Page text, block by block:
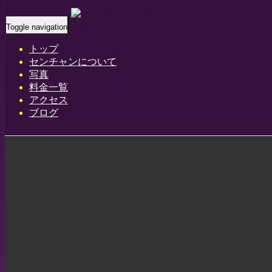
Toggle navigation
トップ
センチャンについて
写真
料金一覧
アクセス
ブログ
ジミ(Jimi)小山 小田林 タイ古式マッサ
ージ | センチャン
Home --ジミ…